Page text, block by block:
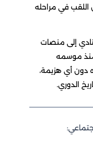
سباق اللقب في مراحله
إلى منصات
منذ موسمه
الذي أنهاه دون أي هزيمة،
الدوري.